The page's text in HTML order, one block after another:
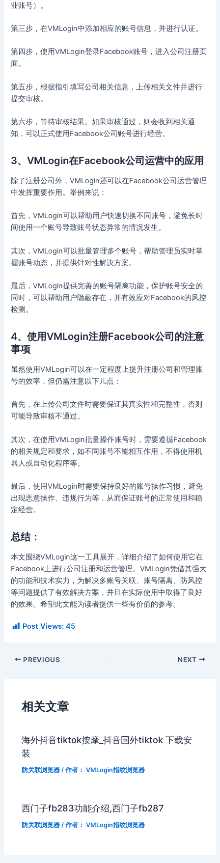
业账号）。
第三步，在VMLogin中添加相应的账号信息，并进行认证。
第四步，使用VMLogin登录Facebook账号，进入公司注册页
面。
第五步，根据指引填写公司相关信息，上传相关文件并进行
提交审核。
第六步，等待审核结果。如果审核通过，则会收到相关通
知，可以正式使用Facebook公司账号进行经营。
3、VMLogin在Facebook公司运营中的应用
除了注册公司外，VMLogin还可以在Facebook公司运营管理
中发挥重要作用。举例来说：
首先，VMLogin可以帮助用户快速切换不同账号，避免长时
间使用一个账号导致账号状态异常的情况发生。
其次，VMLogin可以批量管理多个账号，帮助管理员实时掌
握账号动态，并提供针对性解决方案。
最后，VMLogin提供完善的账号隔离功能，保护账号安全的
同时，可以帮助用户隐蔽存在，并有效应对Facebook的风控
检测。
4、使用VMLogin注册Facebook公司的注意
事项
虽然使用VMLogin可以在一定程度上提升注册公司和管理账
号的效率，但仍需注意以下几点：
首先，在上传公司文件时需要保证其真实性和完整性，否则
可能导致审核不通过。
其次，在使用VMLogin批量操作账号时，需要遵循Facebook
的相关规定和要求，如不同账号不能相互作用，不得使用机
器人或自动化程序等。
最后，使用VMLogin时需要保持良好的账号操作习惯，避免
出现恶意操作、违规行为等，从而保证账号的正常使用和稳
定经营。
总结：
本文围绕VMLogin这一工具展开，详细介绍了如何使用它在
Facebook上进行公司注册和运营管理。VMLogin凭借其强大
的功能和技术实力，为解决多账号关联、账号隔离、防风控
等问题提供了有效解决方案，并且在实际使用中取得了良好
的效果。希望此文能为读者提供一些有价值的参考。
Post Views: 45
PREVIOUS NEXT
相关文章
海外抖音tiktok按摩_抖音国外tiktok 下载安
装
防关联浏览器 / 作者： VMLogin指纹浏览器
西门子fb283功能介绍,西门子fb287
防关联浏览器 / 作者： VMLogin指纹浏览器